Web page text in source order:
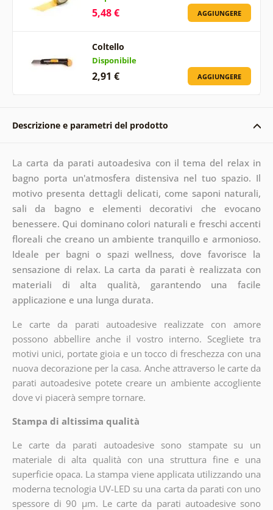
5,48 € AGGIUNGERE
Coltello
Disponibile
2,91 € AGGIUNGERE
Descrizione e parametri del prodotto
La carta da parati autoadesiva con il tema del relax in
bagno porta un'atmosfera distensiva nel tuo spazio. Il
motivo presenta dettagli delicati, come saponi naturali,
sali da bagno e elementi decorativi che evocano
benessere. Qui dominano colori naturali e freschi accenti
floreali che creano un ambiente tranquillo e armonioso.
Ideale per bagni o spazi wellness, dove favorisce la
sensazione di relax. La carta da parati è realizzata con
materiali di alta qualità, garantendo una facile
applicazione e una lunga durata.
Le carte da parati autoadesive realizzate con amore
possono abbellire anche il vostro interno. Scegliete tra
motivi unici, portate gioia e un tocco di freschezza con una
nuova decorazione per la casa. Anche attraverso le carte da
parati autoadesive potete creare un ambiente accogliente
dove vi piacerà sempre tornare.
Stampa di altissima qualità
Le carte da parati autoadesive sono stampate su un
materiale di alta qualità con una struttura fine e una
superficie opaca. La stampa viene applicata utilizzando una
moderna tecnologia UV-LED su una carta da parati con uno
spessore di 90 µm. Le carte da parati autoadesive sono